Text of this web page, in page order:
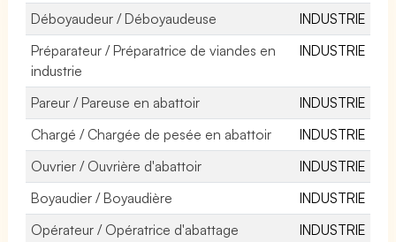
Déboyaudeur / Déboyaudeuse
INDUSTRIE
Préparateur / Préparatrice de viandes en
industrie
INDUSTRIE
Pareur / Pareuse en abattoir
INDUSTRIE
Chargé / Chargée de pesée en abattoir
INDUSTRIE
Ouvrier / Ouvrière d'abattoir
INDUSTRIE
Boyaudier / Boyaudière
INDUSTRIE
Opérateur / Opératrice d'abattage
INDUSTRIE